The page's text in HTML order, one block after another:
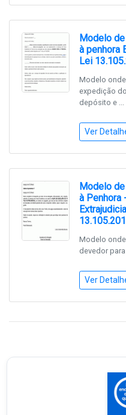
Modelo
à penhora
Lei
Modelo
expedição
depósito e ...
Ver
Modelo
à Penhora
Modelo
devedor
Ver